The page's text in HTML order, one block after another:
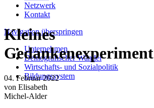
Netzwerk
Kontakt
Navigation überspringen
Unternehmen
Demografischer Wandel
Wirtschafts- und Sozialpolitik
Bildungssystem
Kleines
Gedankenexperiment
04. Februar 2022
von Elisabeth
Michel-Alder